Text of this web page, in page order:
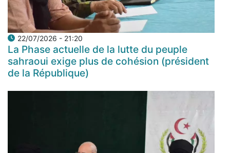
22/07/2026 - 21:20
La Phase actuelle de la lutte du peuple
sahraoui exige plus de cohésion (président
de la République)